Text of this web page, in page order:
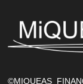
©MIQUEAS